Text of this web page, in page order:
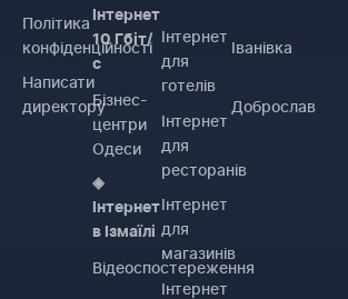
Політика
конфіденційності
Написати
директору
Інтернет
10 Гбіт/
с
Бізнес-
центри
Одеси
◈
Інтернет
в Ізмаїлі
Відеоспостереження
Інтернет
для
готелів
Інтернет
для
ресторанів
Інтернет
для
магазинів
Інтернет
Іванівка
Доброслав